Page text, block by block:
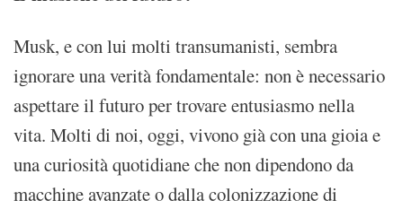
Musk, e con lui molti transumanisti, sembra
ignorare una verità fondamentale: non è necessario
aspettare il futuro per trovare entusiasmo nella
vita. Molti di noi, oggi, vivono già con una gioia e
una curiosità quotidiane che non dipendono da
macchine avanzate o dalla colonizzazione di